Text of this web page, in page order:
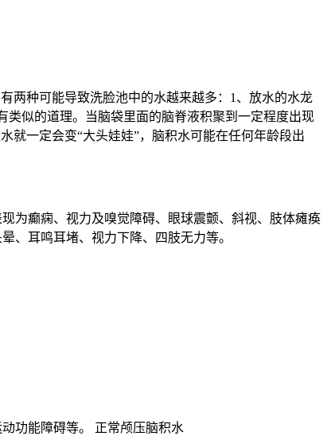
两种可能导致洗脸池中的水越来越多：1、放水的水龙
似的道理。当脑袋里面的脑脊液积聚到一定程度出现
就一定会变“大头娃娃”，脑积水可能在任何年龄段出
为癫痫、视力及嗅觉障碍、眼球震颤、斜视、肢体瘫痪
、耳鸣耳堵、视力下降、四肢无力等。
功能障碍等。 正常颅压脑积水